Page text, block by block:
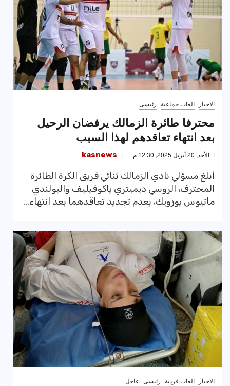
الاخبار العاب جماعية رئيسى
محترفا طائرة الزمالك يرفضان الرحيل
بعد انتهاء تعاقدهم لهذا السبب
الأحد, 20 أبريل 2025, 12:30 م kasnews
أبلغ مسؤلي نادي الزمالك ثنائي فريق الكرة الطائرة
المحترف، الروسي ديميتري ياكوفيليف والبولندي
ماتيوس يوزويك، بعدم تجديد تعاقدهما بعد انتهاء...
الاخبار العاب فردية رئيسى عاجل